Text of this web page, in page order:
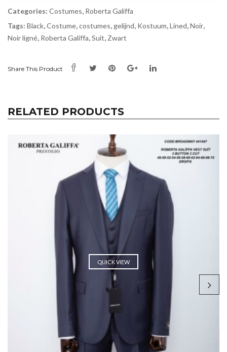
Categories: Costumes, Roberta Galiffa
Tags: Black,Costume,costumes, gelijnd, Kostuum,Lined,Noir,
Noir ligné, Roberta Galiffa,Suit, Zwart
Share This Product
RELATED PRODUCTS
QUICK VIEW